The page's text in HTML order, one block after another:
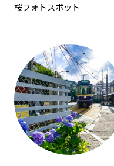
桜フォトスポット